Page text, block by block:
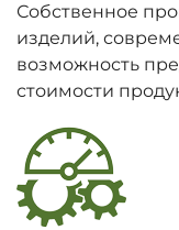
Собственное
изделий,
возможность
стоимости